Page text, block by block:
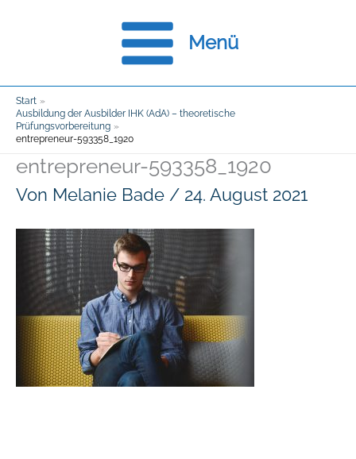
springen
Menü
Start
Ausbildung der Ausbilder IHK (AdA) – theoretische
Prüfungsvorbereitung
entrepreneur-593358_1920
entrepreneur-593358_1920
Von Melanie Bade / 24. August 2021